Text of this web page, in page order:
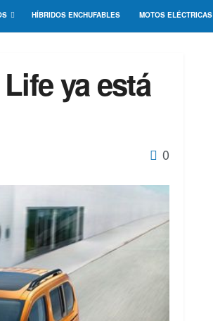
HÍBRIDOS ENCHUFABLES MOTOS ELÉCTRICAS
ya está
0